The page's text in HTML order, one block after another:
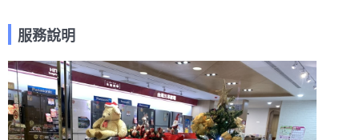
服務說明